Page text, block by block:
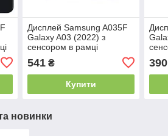
Дисплей Samsung A035F
Galaxy A03 (2022) з
сенсором в рамці
541₴
Купити
390
новинки